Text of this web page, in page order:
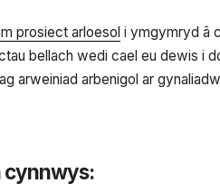
prosiect arloesol i ymgymryd â
bellach wedi cael eu dewis i
arweiniad arbenigol ar
cynnwys: